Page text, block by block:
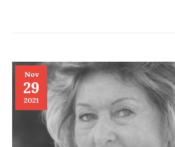
Nov
29
2021